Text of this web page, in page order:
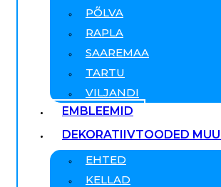
PÕLVA
RAPLA
SAAREMAA
TARTU
VILJANDI
EMBLEEMID
DEKORATIIVTOODED
EHTED
KELLAD